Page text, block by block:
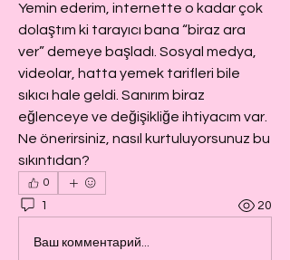
Yemin ederim, internette o kadar çok
dolaştım ki tarayıcı bana “biraz ara
ver” demeye başladı. Sosyal medya,
videolar, hatta yemek tarifleri bile
sıkıcı hale geldi. Sanırım biraz
eğlenceye ve değişikliğe ihtiyacım var.
Ne önerirsiniz, nasıl kurtuluyorsunuz bu
sıkıntıdan?
0
1 20
Ваш комментарий...